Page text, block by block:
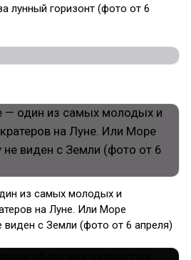
лунный горизонт (фото от 6
из самых молодых и
на Луне. Или Море
виден с Земли (фото от 6 апреля)